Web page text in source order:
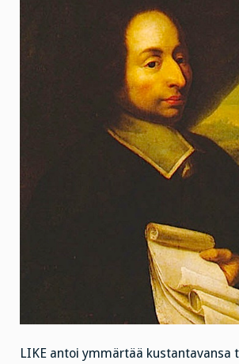
LIKE antoi ymmärtää kustantavansa